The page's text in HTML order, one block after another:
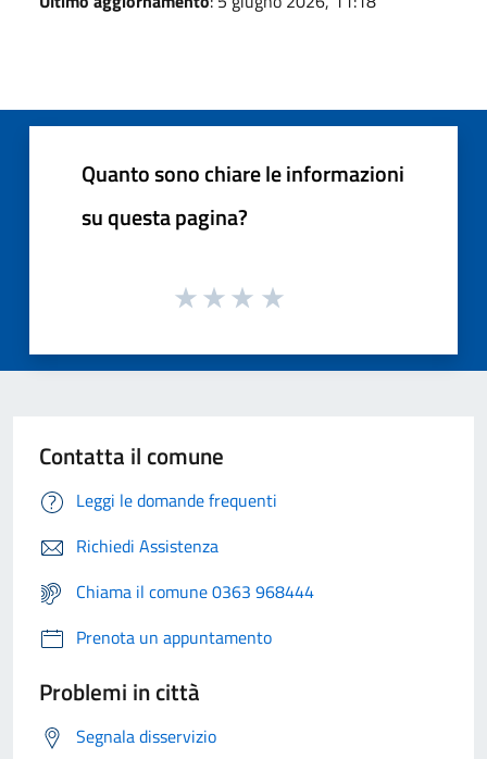
Quanto sono chiare le informazioni
su questa pagina?
Contatta il comune
Leggi le domande frequenti
Richiedi Assistenza
Chiama il comune 0363 968444
Prenota un appuntamento
Problemi in città
Segnala disservizio